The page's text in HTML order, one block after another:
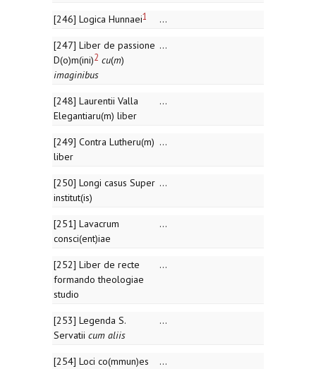
[246] Logica Hunnaei1 ...
[247] Liber de passione
D(o)m(ini)2 cu(m)
imaginibus
...
[248] Laurentii Valla
Elegantiaru(m) liber
...
[249] Contra Lutheru(m)
liber
...
[250] Longi casus Super
institut(is)
...
[251] Lavacrum
consci(ent)iae
...
[252] Liber de recte
formando theologiae
studio
...
[253] Legenda S.
Servatii cum aliis
...
[254] Loci co(mmun)es
...